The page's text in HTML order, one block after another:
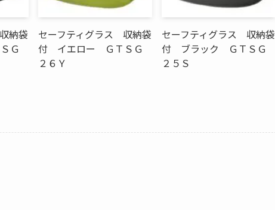
納袋
Ｇ
セーフティグラス 収納袋
付 イエロー ＧＴＳＧ
２６Ｙ
セーフティグラス 収納袋
付 ブラック ＧＴＳＧ
２５Ｓ